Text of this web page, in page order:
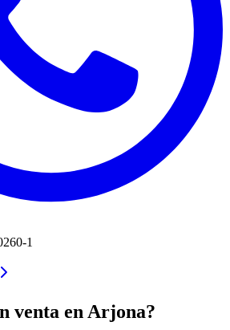
1
venta en Arjona?